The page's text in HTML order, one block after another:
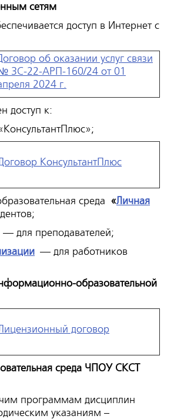
сетям
доступ в Интернет с
об оказании услуг связи
3С-22-АРП-160/24 от 01
2024 г.
доступ к:
КонсультантПлюс
среда «Личная
для преподавателей;
— для работников
образовательной
договор
среда ЧПОУ СКСТ
программам дисциплин
указаниям –